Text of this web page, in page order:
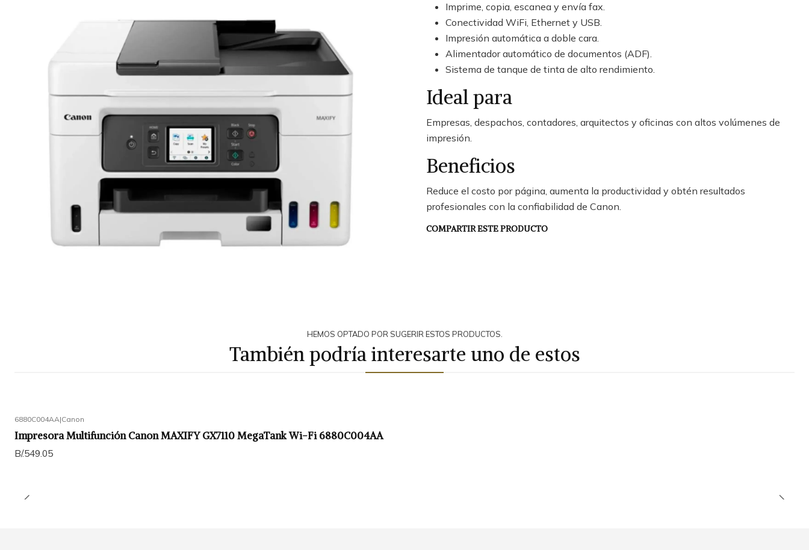
Imprime, copia, escanea y envía fax.
Conectividad WiFi, Ethernet y USB.
Impresión automática a doble cara.
Alimentador automático de documentos (ADF).
Sistema de tanque de tinta de alto rendimiento.
Ideal para
Empresas, despachos, contadores, arquitectos y oficinas con altos volúmenes de
impresión.
Beneficios
Reduce el costo por página, aumenta la productividad y obtén resultados
profesionales con la confiabilidad de Canon.
COMPARTIR ESTE PRODUCTO
HEMOS OPTADO POR SUGERIR ESTOS PRODUCTOS.
También podría interesarte uno de estos
6880C004AA|Canon
Impresora Multifunción Canon MAXIFY GX7110 MegaTank Wi-Fi 6880C004AA
B/.549.05